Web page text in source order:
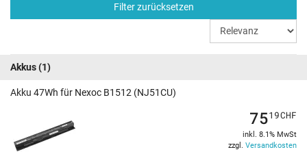
Filter zurücksetzen
Akkus(1)
Akku 47Wh für Nexoc B1512 (NJ51CU)
7519CHF
inkl. 8.1% MwSt
zzgl. Versandkosten